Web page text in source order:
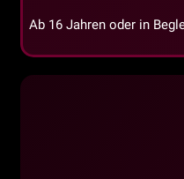
Ab 16 Jahren oder in